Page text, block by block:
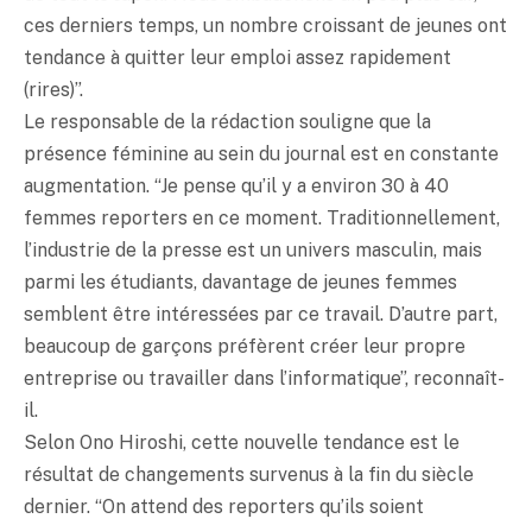
ces derniers temps, un nombre croissant de jeunes ont
tendance à quitter leur emploi assez rapidement
(rires)”.
Le responsable de la rédaction souligne que la
présence féminine au sein du journal est en constante
augmentation. “Je pense qu’il y a environ 30 à 40
femmes reporters en ce moment. Traditionnellement,
l’industrie de la presse est un univers masculin, mais
parmi les étudiants, davantage de jeunes femmes
semblent être intéressées par ce travail. D’autre part,
beaucoup de garçons préfèrent créer leur propre
entreprise ou travailler dans l’informatique”, reconnaît-
il.
Selon Ono Hiroshi, cette nouvelle tendance est le
résultat de changements survenus à la fin du siècle
dernier. “On attend des reporters qu’ils soient